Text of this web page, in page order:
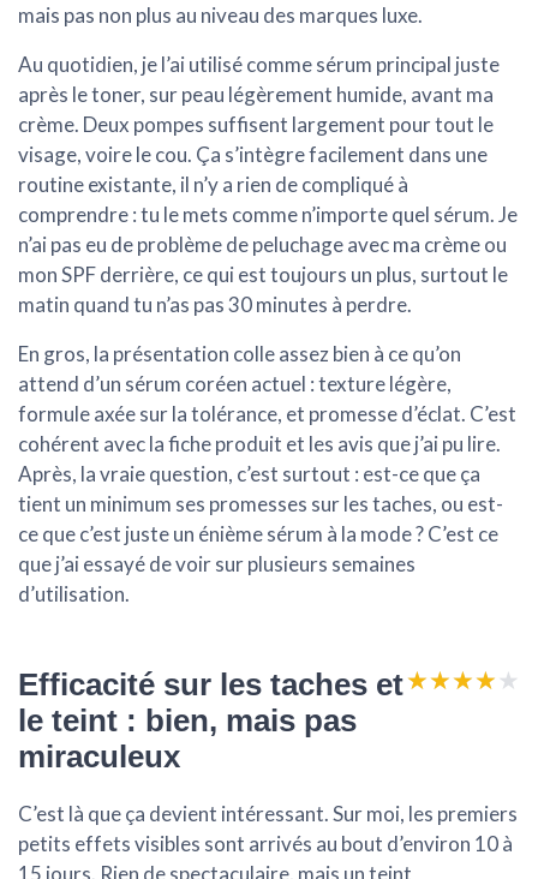
mais pas non plus au niveau des marques luxe.
Au quotidien, je l’ai utilisé comme sérum principal juste
après le toner, sur peau légèrement humide, avant ma
crème. Deux pompes suffisent largement pour tout le
visage, voire le cou. Ça s’intègre facilement dans une
routine existante, il n’y a rien de compliqué à
comprendre : tu le mets comme n’importe quel sérum. Je
n’ai pas eu de problème de peluchage avec ma crème ou
mon SPF derrière, ce qui est toujours un plus, surtout le
matin quand tu n’as pas 30 minutes à perdre.
En gros, la présentation colle assez bien à ce qu’on
attend d’un sérum coréen actuel :texture légère,
formule axée sur la tolérance, et promesse d’éclat. C’est
cohérent avec la fiche produit et les avis que j’ai pu lire.
Après, la vraie question, c’est surtout : est-ce que ça
tient un minimum ses promesses sur les taches, ou est-
ce que c’est juste un énième sérum à la mode ? C’est ce
que j’ai essayé de voir sur plusieurs semaines
d’utilisation.
Efficacité sur les taches et
le teint : bien, mais pas
miraculeux
★★★★★
★★★★★
C’est là que ça devient intéressant. Sur moi, les premiers
petits effets visibles sont arrivés au bout d’environ 10 à